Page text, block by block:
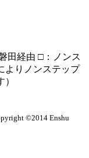
田経由 □：ノンス
よりノンステップ
©2014 Enshu